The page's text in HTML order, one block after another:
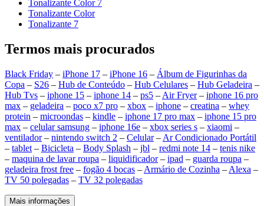
Tonalizante Color 7
Tonalizante Color
Tonalizante 7
Termos mais procurados
Black Friday – iPhone 17 – iPhone 16 – Álbum de Figurinhas da
Copa – S26 – Hub de Conteúdo – Hub Celulares – Hub Geladeira –
Hub Tvs – iphone 15 – iphone 14 – ps5 – Air Fryer– iphone 16 pro
max – geladeira – poco x7 pro – xbox – iphone – creatina – whey
protein – microondas – kindle – iphone 17 pro max – iphone 15 pro
max – celular samsung – iphone 16e – xbox series s – xiaomi –
ventilador– nintendo switch 2 – Celular– Ar Condicionado Portátil
– tablet – Bicicleta – Body Splash – jbl – redmi note 14 – tenis nike
– maquina de lavar roupa – liquidificador– ipad – guarda roupa –
geladeira frost free – fogão 4 bocas – Armário de Cozinha – Alexa –
TV 50 polegadas – TV 32 polegadas
Mais informações